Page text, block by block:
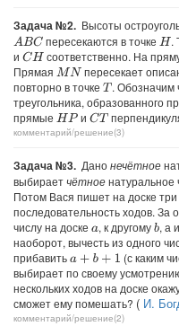
Задача №2. Высоты
ABC пересекаются в точке H .
и CH соответственно. На
Прямая MN пересекает
повторно в точке T . Обозначим
треугольника, образованного
прямые HP и CT
комментарий/решение(3)
Задача №3. Данонечётное
выбираетчётноенатуральное
Потом Вася пишет на доске
последовательность ходов. За
числу на доске a, к другомуb, а
наоборот, вычесть из одного
прибавитьa+b+1
(с каким
выбирает по своему
нескольких ходов на доске
сможет ему помешать? ( И.
комментарий/решение(2)